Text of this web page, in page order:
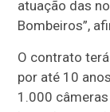
atuação das
Bombeiros”,
O contrato
por até 10
1.000